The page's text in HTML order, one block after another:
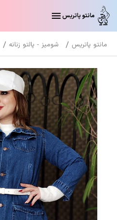
مانتو پاتریس
مانتو پاتریس شومیز - پالتو زنانه